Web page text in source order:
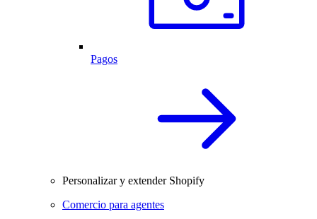
Pagos
Personalizar y extender Shopify
Comercio para agentes